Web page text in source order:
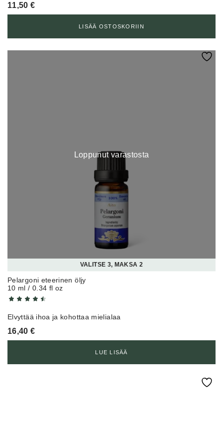
11,50€
LISÄÄ OSTOSKORIIN
Loppunut varastosta
VALITSE 3, MAKSA 2
Pelargoni eteerinen öljy
10 ml / 0.34 fl oz
Elvyttää ihoa ja kohottaa mielialaa
16,40€
LUE LISÄÄ